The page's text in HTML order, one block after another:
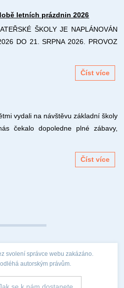
letních prázdnin 2026
ŠKOLY JE NAPLÁNOVÁN
DO 21. SRPNA 2026. PROVOZ
Číst více
vydali na návštěvu základní školy
čekalo dopoledne plné zábavy,
Číst více
svolení správce webu zakázáno.
autorským právům.